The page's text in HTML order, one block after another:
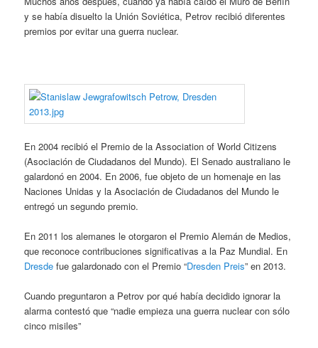
y se había disuelto la Unión Soviética, Petrov recibió diferentes
premios por evitar una guerra nuclear.
En 2004 recibió el Premio de la Association of World Citizens
(Asociación de Ciudadanos del Mundo). El Senado australiano le
galardonó en 2004. En 2006, fue objeto de un homenaje en las
Naciones Unidas y la Asociación de Ciudadanos del Mundo le
entregó un segundo premio.
En 2011 los alemanes le otorgaron el Premio Alemán de Medios,
que reconoce contribuciones significativas a la Paz Mundial. En
Dresde fue galardonado con el Premio “Dresden Preis” en 2013.
Cuando preguntaron a Petrov por qué había decidido ignorar la
alarma contestó que “nadie empieza una guerra nuclear con sólo
cinco misiles”